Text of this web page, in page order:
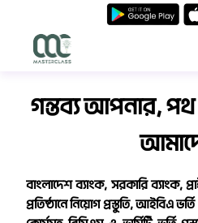
গন্তব্য আপনার, পথ
বাংলাদেশ ব্যাংক, সরকারি ব্যাংক,
প্রতিষ্ঠানে নিয়োগ প্রস্তুতি, আইবিএ